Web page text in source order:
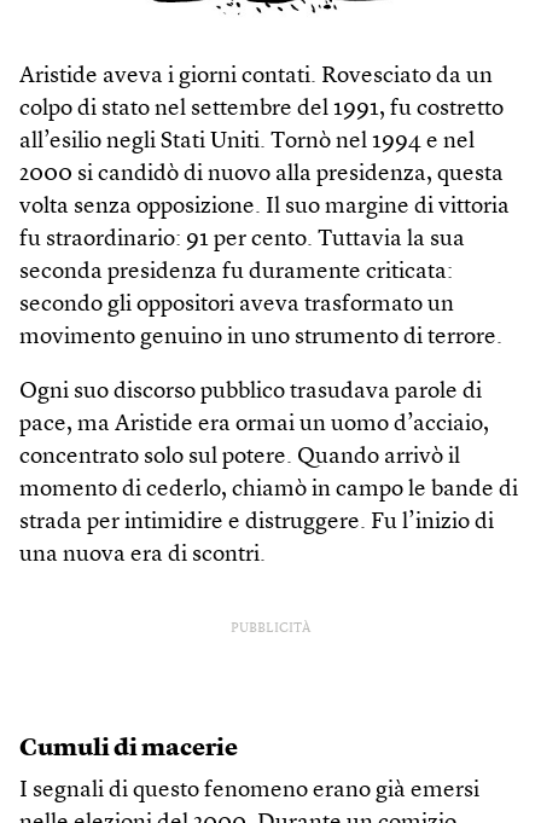
Aristide aveva i giorni contati. Rovesciato da un
colpo di stato nel settembre del 1991, fu costretto
all’esilio negli Stati Uniti. Tornò nel 1994 e nel
2000 si candidò di nuovo alla presidenza, questa
volta senza opposizione. Il suo margine di vittoria
fu straordinario: 91 per cento. Tuttavia la sua
seconda presidenza fu duramente criticata:
secondo gli oppositori aveva trasformato un
movimento genuino in uno strumento di terrore.
Ogni suo discorso pubblico trasudava parole di
pace, ma Aristide era ormai un uomo d’acciaio,
concentrato solo sul potere. Quando arrivò il
momento di cederlo, chiamò in campo le bande di
strada per intimidire e distruggere. Fu l’inizio di
una nuova era di scontri.
PUBBLICITÀ
Cumuli di macerie
I segnali di questo fenomeno erano già emersi